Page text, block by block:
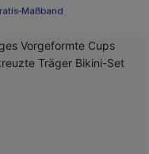
Boho